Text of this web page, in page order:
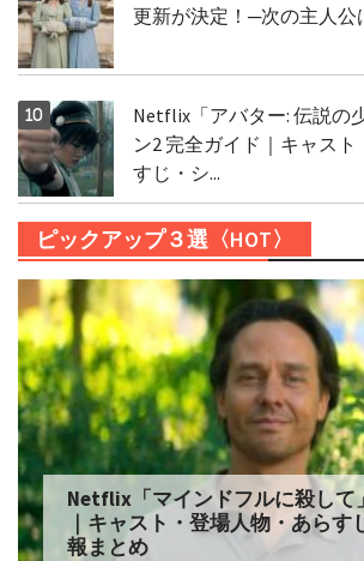
更新が決定！─次の主人公
Netflix「アバター: 伝説の
ン2 完全ガイド｜キャス
すじ・シ...
ピックアップ３選〈HOT〉
Netflix「マインドフルに殺して
｜キャスト・登場人物・あらす
報まとめ